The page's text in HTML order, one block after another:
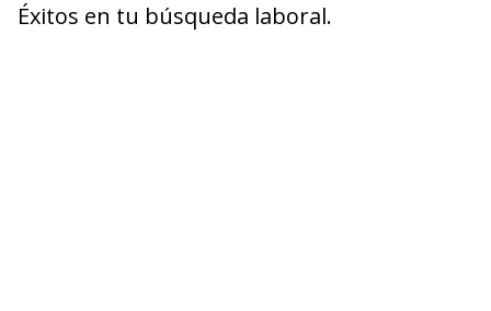
Éxitos en tu búsqueda laboral.